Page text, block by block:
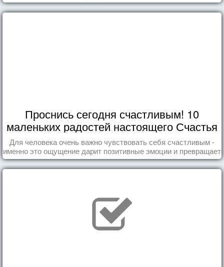
Проснись сегодня счастливым! 10
маленьких радостей настоящего Счастья
Для человека очень важно чувствовать себя счастливым -
именно это ощущение дарит позитивные эмоции и превращает
каждый день в маленький праздник.